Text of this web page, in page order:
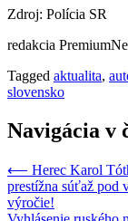
Zdroj: Polícia SR
redakcia
Tagged aktualita,
slovensko
Navigácia v
⟵ Herec Karol
prestížna súťaž pod
výročie!